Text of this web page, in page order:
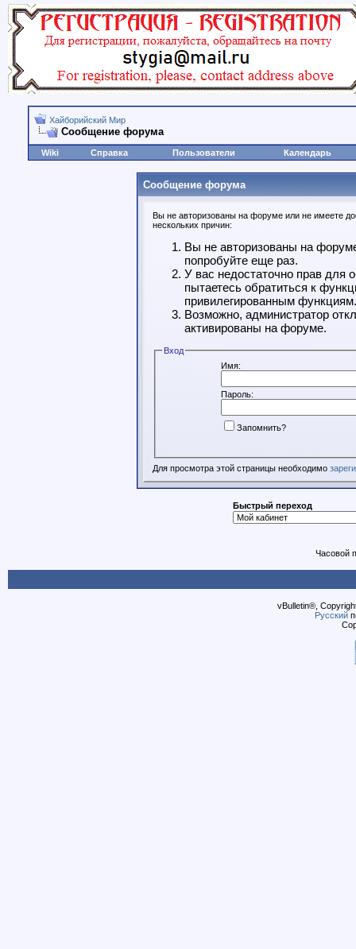
Хайборийский Мир
Сообщение форума
Wiki Справка Пользователи Календарь
Сообщение форума
Вы не авторизованы на форуме или не имеете
нескольких причин:
Вы не авторизованы на
попробуйте еще раз.
У вас недостаточно прав для
пытаетесь обратиться к
привилегированным функциям.
Возможно, администратор
активированы на форуме.
Вход
Имя:
Пароль:
Запомнить?
Для просмотра этой страницы необходимо
Быстрый переход
Часовой
vBulletin®,
Русский